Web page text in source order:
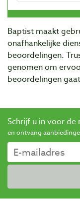
Baptist maakt
onafhankelijke
beoordelingen.
genomen om
beoordelingen
Schrijf u in voor
en ontvang